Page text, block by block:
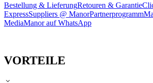
Bestellung & LieferungRetouren & Garantie
ExpressSuppliers @ ManorPartnerprogramm
MediaManor auf WhatsApp
VORTEILE